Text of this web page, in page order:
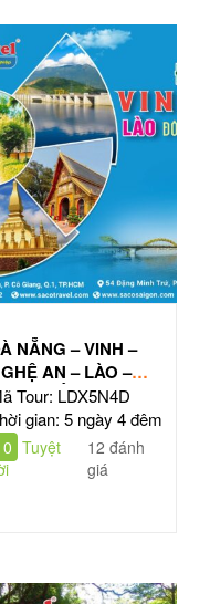
NẴNG – VINH –
AN – LÀO –
BẮC THÁI LAN
5N4Đ
Tour: LDX5N4D
gian: 5 ngày 4 đêm
Tuyệt
12 đánh
giá